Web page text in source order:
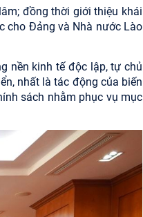
đồng thời giới thiệu khái
cho Đảng và Nhà nước Lào
nền kinh tế độc lập, tự chủ
nhất là tác động của biến
sách nhằm phục vụ mục